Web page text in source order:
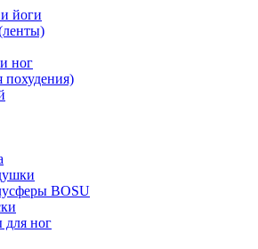
йоги
ног
похудения)
BOSU
ног